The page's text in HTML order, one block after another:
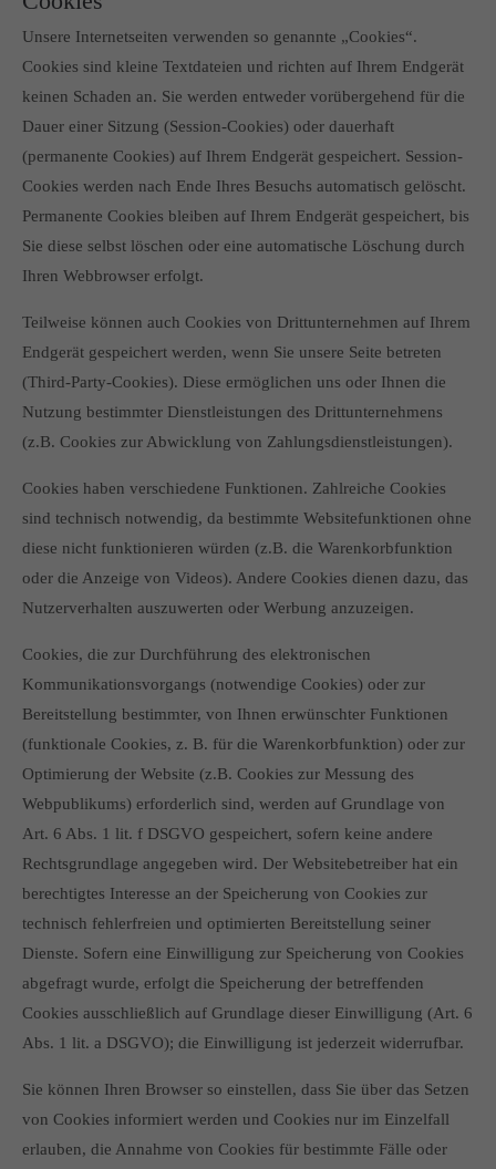
Unsere Internetseiten verwenden so genannte „Cookies“.
Cookies sind kleine Textdateien und richten auf Ihrem Endgerät
keinen Schaden an. Sie werden entweder vorübergehend für die
Dauer einer Sitzung (Session-Cookies) oder dauerhaft
(permanente Cookies) auf Ihrem Endgerät gespeichert. Session-
Cookies werden nach Ende Ihres Besuchs automatisch gelöscht.
Permanente Cookies bleiben auf Ihrem Endgerät gespeichert, bis
Sie diese selbst löschen oder eine automatische Löschung durch
Ihren Webbrowser erfolgt.
Teilweise können auch Cookies von Drittunternehmen auf Ihrem
Endgerät gespeichert werden, wenn Sie unsere Seite betreten
(Third-Party-Cookies). Diese ermöglichen uns oder Ihnen die
Nutzung bestimmter Dienstleistungen des Drittunternehmens
(z.B. Cookies zur Abwicklung von Zahlungsdienstleistungen).
Cookies haben verschiedene Funktionen. Zahlreiche Cookies
sind technisch notwendig, da bestimmte Websitefunktionen ohne
diese nicht funktionieren würden (z.B. die Warenkorbfunktion
oder die Anzeige von Videos). Andere Cookies dienen dazu, das
Nutzerverhalten auszuwerten oder Werbung anzuzeigen.
Cookies, die zur Durchführung des elektronischen
Kommunikationsvorgangs (notwendige Cookies) oder zur
Bereitstellung bestimmter, von Ihnen erwünschter Funktionen
(funktionale Cookies, z. B. für die Warenkorbfunktion) oder zur
Optimierung der Website (z.B. Cookies zur Messung des
Webpublikums) erforderlich sind, werden auf Grundlage von
Art. 6 Abs. 1 lit. f DSGVO gespeichert, sofern keine andere
Rechtsgrundlage angegeben wird. Der Websitebetreiber hat ein
berechtigtes Interesse an der Speicherung von Cookies zur
technisch fehlerfreien und optimierten Bereitstellung seiner
Dienste. Sofern eine Einwilligung zur Speicherung von Cookies
abgefragt wurde, erfolgt die Speicherung der betreffenden
Cookies ausschließlich auf Grundlage dieser Einwilligung (Art. 6
Abs. 1 lit. a DSGVO); die Einwilligung ist jederzeit widerrufbar.
Sie können Ihren Browser so einstellen, dass Sie über das Setzen
von Cookies informiert werden und Cookies nur im Einzelfall
erlauben, die Annahme von Cookies für bestimmte Fälle oder